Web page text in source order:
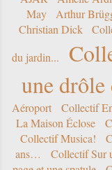
May
Arthur
Christian Dick
du jardin...
une drôle
Aéroport
Collectif
La Maison Éclose
Collectif Musica!
ans…
Collectif Sur